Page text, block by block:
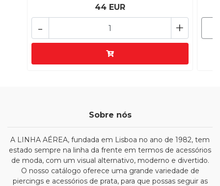
44 EUR
+
-
Sobre nós
A LINHA AÉREA, fundada em Lisboa no ano de 1982, tem
estado sempre na linha da frente em termos de acessórios
de moda, com um visual alternativo, moderno e divertido.
O nosso catálogo oferece uma grande variedade de
piercings e acessórios de prata, para que possas seguir as